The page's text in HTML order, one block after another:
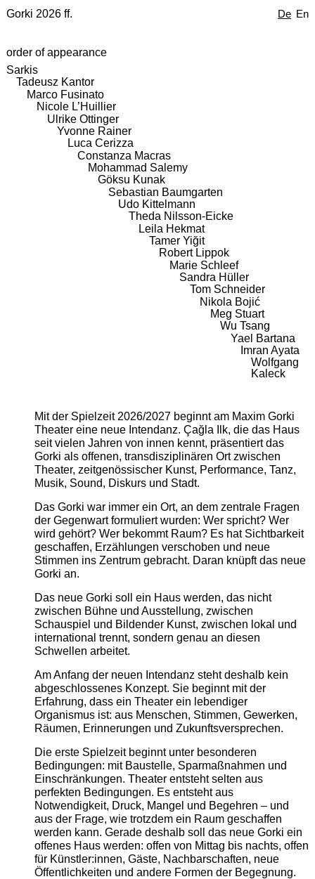
De En
Gorki 2026 ff.
order of appearance
Sarkis
Tadeusz Kantor
Marco Fusinato
Nicole L’Huillier
Ulrike Ottinger
Yvonne Rainer
Luca Cerizza
Constanza Macras
Mohammad Salemy
Göksu Kunak
Sebastian Baumgarten
Udo Kittelmann
Theda Nilsson-Eicke
Leila Hekmat
Tamer Yiğit
Robert Lippok
Marie Schleef
Sandra Hüller
Tom Schneider
Nikola Bojić
Meg Stuart
Wu Tsang
Yael Bartana
Imran Ayata
Wolfgang
Kaleck
Mit der Spielzeit 2026/2027 beginnt am Maxim Gorki
Theater eine neue Intendanz. Çağla Ilk, die das Haus
seit vielen Jahren von innen kennt, präsentiert das
Gorki als offenen, transdisziplinären Ort zwischen
Theater, zeitgenössischer Kunst, Performance, Tanz,
Musik, Sound, Diskurs und Stadt.
Das Gorki war immer ein Ort, an dem zentrale Fragen
der Gegenwart formuliert wurden: Wer spricht? Wer
wird gehört? Wer bekommt Raum? Es hat Sichtbarkeit
geschaffen, Erzählungen verschoben und neue
Stimmen ins Zentrum gebracht. Daran knüpft das neue
Gorki an.
Das neue Gorki soll ein Haus werden, das nicht
zwischen Bühne und Ausstellung, zwischen
Schauspiel und Bildender Kunst, zwischen lokal und
international trennt, sondern genau an diesen
Schwellen arbeitet.
Am Anfang der neuen Intendanz steht deshalb kein
abgeschlossenes Konzept. Sie beginnt mit der
Erfahrung, dass ein Theater ein lebendiger
Organismus ist: aus Menschen, Stimmen, Gewerken,
Räumen, Erinnerungen und Zukunftsversprechen.
Die erste Spielzeit beginnt unter besonderen
Bedingungen: mit Baustelle, Sparmaßnahmen und
Einschränkungen. Theater entsteht selten aus
perfekten Bedingungen. Es entsteht aus
Notwendigkeit, Druck, Mangel und Begehren – und
aus der Frage, wie trotzdem ein Raum geschaffen
werden kann. Gerade deshalb soll das neue Gorki ein
offenes Haus werden: offen von Mittag bis nachts, offen
für Künstler:innen, Gäste, Nachbarschaften, neue
Öffentlichkeiten und andere Formen der Begegnung.